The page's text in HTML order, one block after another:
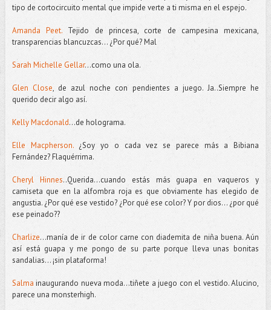
tipo de cortocircuito mental que impide verte a ti misma en el espejo.
Amanda Peet. Tejido de princesa, corte de campesina mexicana,
transparencias blancuzcas… ¿Por qué? Mal
Sarah Michelle Gellar…como una ola.
Glen Close, de azul noche con pendientes a juego. Ja..Siempre he
querido decir algo así.
Kelly Macdonald...de holograma.
Elle Macpherson.¿Soy yo o cada vez se parece más a Bibiana
Fernández? Flaquérrima.
Cheryl Hinnes..Querida...cuando estás más guapa en vaqueros y
camiseta que en la alfombra roja es que obviamente has elegido de
angustia. ¿Por qué ese vestido? ¿Por qué ese color? Y por dios... ¿por qué
ese peinado??
Charlize…manía de ir de color carne con diademita de niña buena. Aún
así está guapa y me pongo de su parte porque lleva unas bonitas
sandalias… ¡sin plataforma!
Salma inaugurando nueva moda...tiñete a juego con el vestido. Alucino,
parece una monsterhigh.